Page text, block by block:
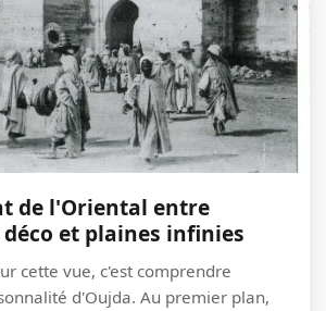
de l'Oriental entre
et plaines infinies
cette vue, c'est comprendre
d'Oujda. Au premier plan,